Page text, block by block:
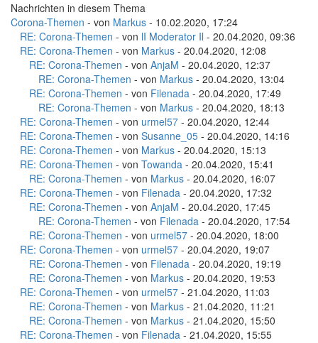
Nachrichten in diesem Thema
Corona-Themen - von Markus - 10.02.2020, 17:24
RE: Corona-Themen - von lI Moderator Il - 20.04.2020, 09:36
RE: Corona-Themen - von Markus - 20.04.2020, 12:08
RE: Corona-Themen - von AnjaM - 20.04.2020, 12:37
RE: Corona-Themen - von Markus - 20.04.2020, 13:04
RE: Corona-Themen - von Filenada - 20.04.2020, 17:49
RE: Corona-Themen - von Markus - 20.04.2020, 18:13
RE: Corona-Themen - von urmel57 - 20.04.2020, 12:44
RE: Corona-Themen - von Susanne_05 - 20.04.2020, 14:16
RE: Corona-Themen - von Markus - 20.04.2020, 15:13
RE: Corona-Themen - von Towanda - 20.04.2020, 15:41
RE: Corona-Themen - von Markus - 20.04.2020, 16:07
RE: Corona-Themen - von Filenada - 20.04.2020, 17:32
RE: Corona-Themen - von AnjaM - 20.04.2020, 17:45
RE: Corona-Themen - von Filenada - 20.04.2020, 17:54
RE: Corona-Themen - von urmel57 - 20.04.2020, 18:00
RE: Corona-Themen - von urmel57 - 20.04.2020, 19:07
RE: Corona-Themen - von Filenada - 20.04.2020, 19:19
RE: Corona-Themen - von Markus - 20.04.2020, 19:53
RE: Corona-Themen - von urmel57 - 21.04.2020, 11:03
RE: Corona-Themen - von Markus - 21.04.2020, 11:21
RE: Corona-Themen - von Markus - 21.04.2020, 15:50
RE: Corona-Themen - von Filenada - 21.04.2020, 15:55